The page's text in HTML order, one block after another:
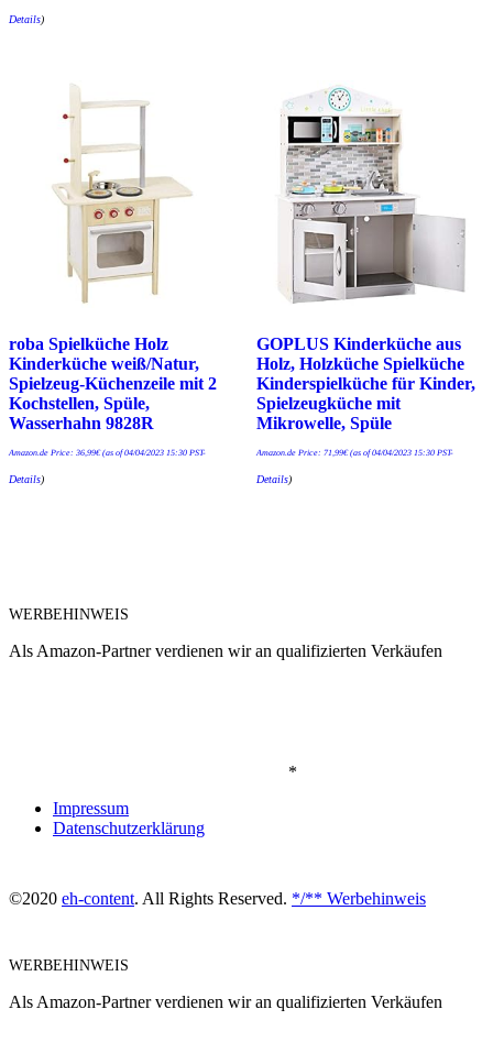
Details)
roba Spielküche Holz
Kinderküche weiß/Natur,
Spielzeug-Küchenzeile mit 2
Kochstellen, Spüle,
Wasserhahn 9828R
Amazon.de Price: 36,99€(as of 04/04/2023 15:30 PST-
Details)
GOPLUS Kinderküche aus
Holz, Holzküche Spielküche
Kinderspielküche für Kinder,
Spielzeugküche mit
Mikrowelle, Spüle
Amazon.de Price: 71,99€(as of 04/04/2023 15:30 PST-
Details)
WERBEHINWEIS
Als Amazon-Partner verdienen wir an qualifizierten Verkäufen
*
Impressum
Datenschutzerklärung
©2020 eh-content. All Rights Reserved. */** Werbehinweis
WERBEHINWEIS
Als Amazon-Partner verdienen wir an qualifizierten Verkäufen